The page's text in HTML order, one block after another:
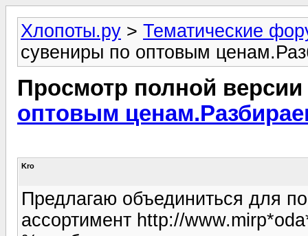
Хлопоты.ру > Тематические
сувениры по оптовым
Просмотр полной
оптовым
Kro
Предлагаю объединиться для
ассортимент http://